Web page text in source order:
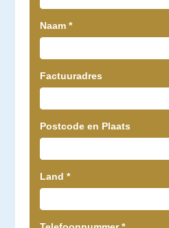
Naam *
Factuuradres
Postcode en Plaats
Land *